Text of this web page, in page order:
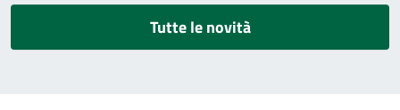
Tutte le novità